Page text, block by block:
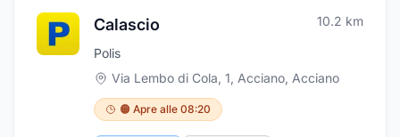
Calascio 10.2 km
Polis
Via Lembo di Cola, 1, Acciano, Acciano
🟠 Apre alle 08:20